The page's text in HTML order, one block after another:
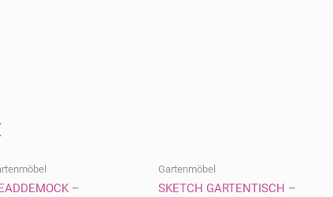
–
Gartenmöbel
SKETCH GARTENTISCH –